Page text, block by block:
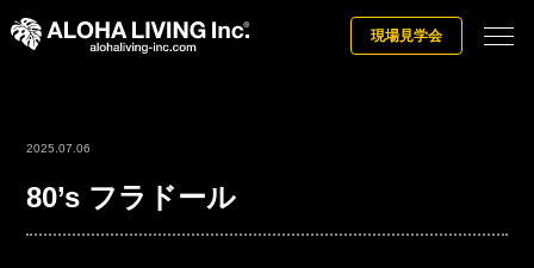
現場見学会
2025.07.06
80’s フラドール